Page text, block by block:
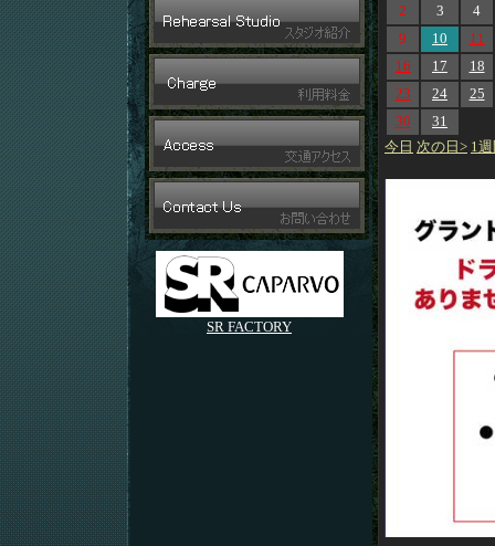
SR FACTORY
2 3
4
9
10
11
16
17
18
23
24
25
30
31
今日 次の日> 1